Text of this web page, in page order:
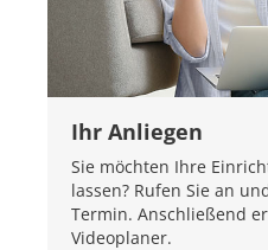
Ihr Anliegen
Sie möchten Ihre
lassen? Rufen Sie an
Termin. Anschließend
Videoplaner.